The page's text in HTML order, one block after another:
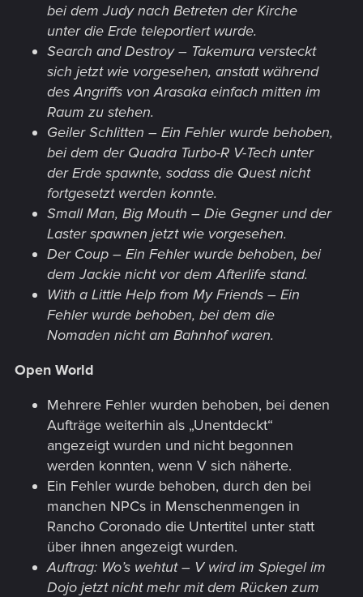
bei dem Judy nach Betreten der Kirche
unter die Erde teleportiert wurde.
Search and Destroy – Takemura versteckt
sich jetzt wie vorgesehen, anstatt während
des Angriffs von Arasaka einfach mitten im
Raum zu stehen.
Geiler Schlitten – Ein Fehler wurde behoben,
bei dem der Quadra Turbo-R V-Tech unter
der Erde spawnte, sodass die Quest nicht
fortgesetzt werden konnte.
Small Man, Big Mouth – Die Gegner und der
Laster spawnen jetzt wie vorgesehen.
Der Coup – Ein Fehler wurde behoben, bei
dem Jackie nicht vor dem Afterlife stand.
With a Little Help from My Friends – Ein
Fehler wurde behoben, bei dem die
Nomaden nicht am Bahnhof waren.
Open World
Mehrere Fehler wurden behoben, bei denen
Aufträge weiterhin als „Unentdeckt“
angezeigt wurden und nicht begonnen
werden konnten, wenn V sich näherte.
Ein Fehler wurde behoben, durch den bei
manchen NPCs in Menschenmengen in
Rancho Coronado die Untertitel unter statt
über ihnen angezeigt wurden.
Auftrag: Wo’s wehtut – V wird im Spiegel im
Dojo jetzt nicht mehr mit dem Rücken zum